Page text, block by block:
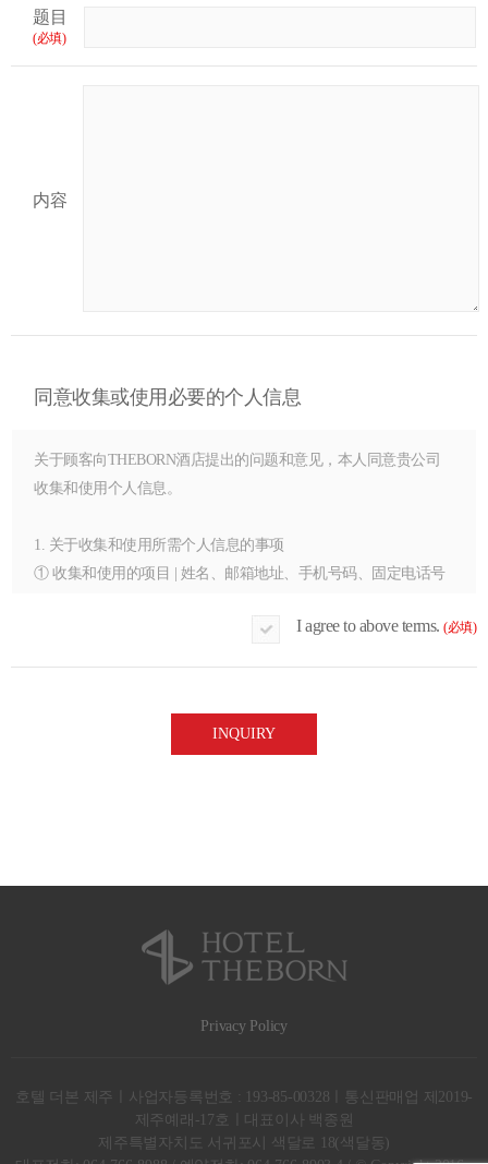
题目
(必填)
内容
同意收集或使用必要的个人信息
关于顾客向THEBORN酒店提出的问题和意见，本人同意贵公司
收集和使用个人信息。
1. 关于收集和使用所需个人信息的事项
① 收集和使用的项目 | 姓名、邮箱地址、手机号码、固定电话号
② 收集和使用的目的 | 对询问事项提供回复及相关服务
I agree to above terms. (必填)
Privacy Policy
호텔 더본 제주ㅣ사업자등록번호 : 193-85-00328ㅣ통신판매업 제2019-
제주예래-17호ㅣ대표이사 백종원
제주특별자치도 서귀포시 색달로 18(색달동)